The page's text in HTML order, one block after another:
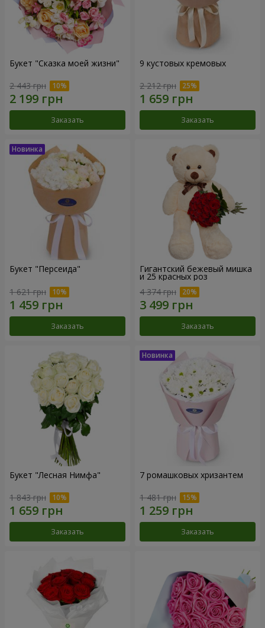
Букет "Сказка моей жизни"
2 443 грн
Заказать
9 кустовых кремовых
2 212 грн
Заказать
Букет "Персеида"
1 621 грн
Заказать
Гигантский бежевый мишка
и 25 красных роз
4 374 грн
Заказать
Букет "Лесная Нимфа"
1 843 грн
Заказать
7 ромашковых хризантем
1 481 грн
Заказать